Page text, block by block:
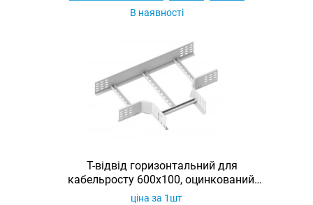
В наявності
Т-відвід горизонтальний для
кабельросту 600х100, оцинкований,
Ardic
ціна за 1шт